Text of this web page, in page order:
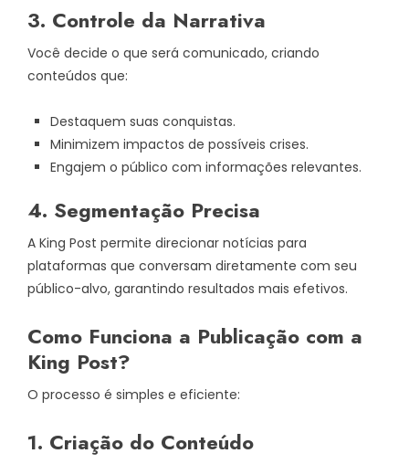
3. Controle da Narrativa
Você decide o que será comunicado, criando
conteúdos que:
Destaquem suas conquistas.
Minimizem impactos de possíveis crises.
Engajem o público com informações relevantes.
4. Segmentação Precisa
A King Post permite direcionar notícias para
plataformas que conversam diretamente com seu
público-alvo, garantindo resultados mais efetivos.
Como Funciona a Publicação com a
King Post?
O processo é simples e eficiente:
1. Criação do Conteúdo